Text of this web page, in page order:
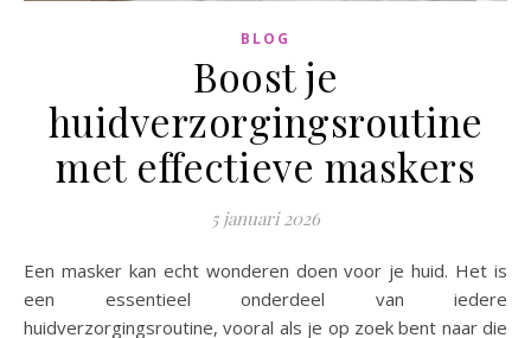
BLOG
Boost je
huidverzorgingsroutine
met effectieve maskers
5 januari 2026
Een masker kan echt wonderen doen voor je huid. Het is
een essentieel onderdeel van iedere
huidverzorgingsroutine, vooral als je op zoek bent naar die